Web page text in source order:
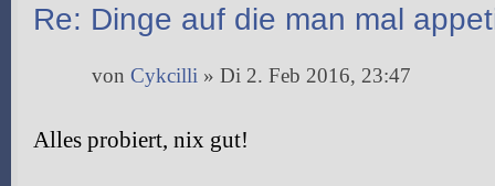
Re: Dinge auf die man mal
von Cykcilli » Di 2. Feb 2016, 23:47
Alles probiert, nix gut!